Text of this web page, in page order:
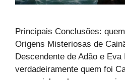
Principais Conclusões:
Origens Misteriosas de
Descendente de Adão e
verdadeiramente quem foi